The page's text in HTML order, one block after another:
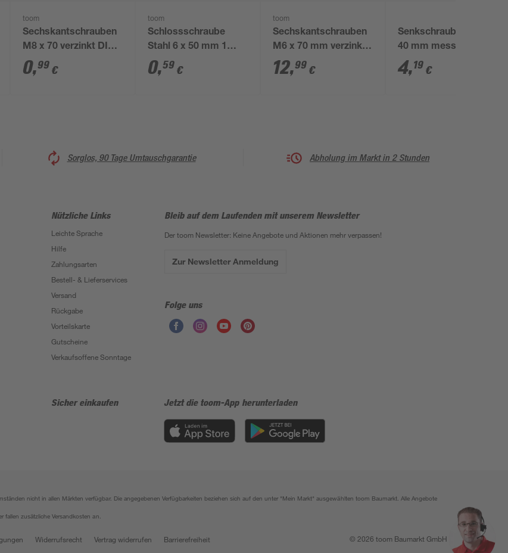
toom
Sechskantschrauben
M8 x 70 verzinkt DIN
601
0,99 €
toom
Schlossschraube
Stahl 6 x 50 mm 1
Stück
0,59 €
toom
Sechskantschrauben
M6 x 70 mm verzinkt
DIN 601 25 Stück
12,99 €
Senkschrauben M5 x
40 mm messing DIN
963 4 Stück
4,19 €
Sorglos, 90 Tage Umtauschgarantie Abholung im Markt in 2 Stunden
Nützliche Links
Leichte Sprache
Hilfe
Zahlungsarten
Bestell- & Lieferservices
Versand
Rückgabe
Vorteilskarte
Gutscheine
Verkaufsoffene Sonntage
Bleib auf dem Laufenden mit unserem Newsletter
Der toom Newsletter: Keine Angebote und Aktionen mehr verpassen!
Zur Newsletter Anmeldung
Folge uns
Sicher einkaufen Jetzt die toom-App herunterladen
nicht in allen Märkten verfügbar. Die angegebenen Verfügbarkeiten beziehen sich auf den unter "Mein Markt" ausgewählten toom Baumarkt. Alle Angebote
zusätzliche Versandkosten an.
Widerrufsrecht Vertrag widerrufen Barrierefreiheit © 2026 toom Baumarkt GmbH